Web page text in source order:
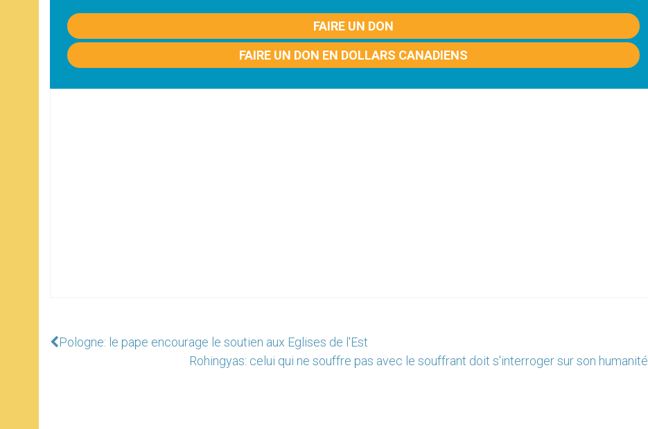
FAIRE UN DON
FAIRE UN DON EN DOLLARS CANADIENS
Pologne: le pape encourage le soutien aux Eglises de l'Est
Rohingyas: celui qui ne souffre pas avec le souffrant doit s'interroger sur son humanité